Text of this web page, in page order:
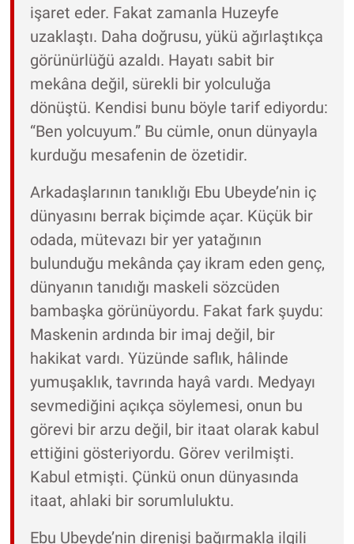
işaret eder. Fakat zamanla Huzeyfe
uzaklaştı. Daha doğrusu, yükü ağırlaştıkça
görünürlüğü azaldı. Hayatı sabit bir
mekâna değil, sürekli bir yolculuğa
dönüştü. Kendisi bunu böyle tarif ediyordu:
“Ben yolcuyum.” Bu cümle, onun dünyayla
kurduğu mesafenin de özetidir.
Arkadaşlarının tanıklığı Ebu Ubeyde’nin iç
dünyasını berrak biçimde açar. Küçük bir
odada, mütevazı bir yer yatağının
bulunduğu mekânda çay ikram eden genç,
dünyanın tanıdığı maskeli sözcüden
bambaşka görünüyordu. Fakat fark şuydu:
Maskenin ardında bir imaj değil, bir
hakikat vardı. Yüzünde saflık, hâlinde
yumuşaklık, tavrında hayâ vardı. Medyayı
sevmediğini açıkça söylemesi, onun bu
görevi bir arzu değil, bir itaat olarak kabul
ettiğini gösteriyordu. Görev verilmişti.
Kabul etmişti. Çünkü onun dünyasında
itaat, ahlaki bir sorumluluktu.
Ebu Ubeyde’nin direnişi bağırmakla ilgili